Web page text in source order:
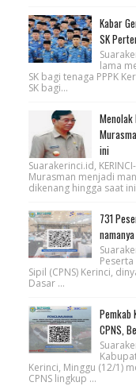
Kabar
SK
lama
SK bagi tenaga PPPK
SK bagi...
ini
Suarakerinci.id,
Murasman menjadi
dikenang hingga saat
731
namanya
Sipil (CPNS) Kerinci,
Dasar ...
Pemkab
CPNS,
Kerinci, Minggu (12/1)
CPNS lingkup ...